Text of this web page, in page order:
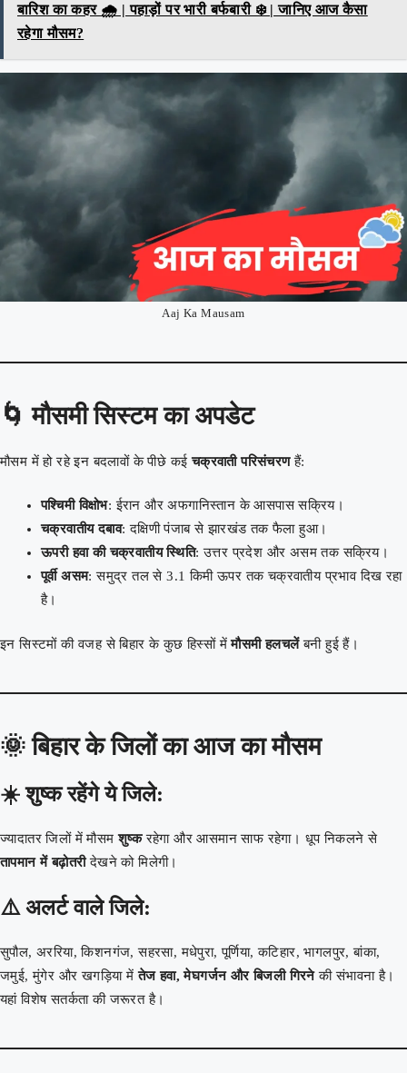
बारिश का कहर 🌧️ | पहाड़ों पर भारी बर्फबारी ❄️ | जानिए आज कैसा
रहेगा मौसम?
Aaj Ka Mausam
🌀मौसमी सिस्टम का अपडेट
मौसम में हो रहे इन बदलावों के पीछे कईचक्रवाती परिसंचरणहैं:
पश्चिमी विक्षोभ: ईरान और अफगानिस्तान के आसपास सक्रिय।
चक्रवातीय दबाव: दक्षिणी पंजाब से झारखंड तक फैला हुआ।
ऊपरी हवा की चक्रवातीय स्थिति: उत्तर प्रदेश और असम तक सक्रिय।
पूर्वी असम: समुद्र तल से 3.1 किमी ऊपर तक चक्रवातीय प्रभाव दिख रहा
है।
इन सिस्टमों की वजह से बिहार के कुछ हिस्सों मेंमौसमी हलचलेंबनी हुई हैं।
🌞बिहार के जिलों का आज का मौसम
☀️ शुष्क रहेंगे ये जिले:
ज्यादातर जिलों में मौसमशुष्करहेगा और आसमान साफ रहेगा। धूप निकलने से
तापमान में बढ़ोतरीदेखने को मिलेगी।
⚠️ अलर्ट वाले जिले:
सुपौल, अररिया, किशनगंज, सहरसा, मधेपुरा, पूर्णिया, कटिहार, भागलपुर, बांका,
जमुई, मुंगेर और खगड़िया मेंतेज हवा, मेघगर्जन और बिजली गिरनेकी संभावना है।
यहां विशेष सतर्कता की जरूरत है।